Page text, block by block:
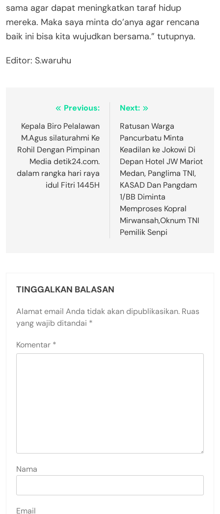
sama agar dapat meningkatkan taraf hidup
mereka. Maka saya minta do’anya agar rencana
baik ini bisa kita wujudkan bersama.” tutupnya.
Editor: S.waruhu
Navigasi
pos
Previous:
Kepala Biro Pelalawan
M.Agus silaturahmi Ke
Rohil Dengan Pimpinan
Media detik24.com.
dalam rangka hari raya
idul Fitri 1445H
Next:
Ratusan Warga
Pancurbatu Minta
Keadilan ke Jokowi Di
Depan Hotel JW Mariot
Medan, Panglima TNI,
KASAD Dan Pangdam
1/BB Diminta
Memproses Kopral
Mirwansah,Oknum TNI
Pemilik Senpi
TINGGALKAN BALASAN
Alamat email Anda tidak akan dipublikasikan. Ruas
yang wajib ditandai *
Komentar *
Nama
Email